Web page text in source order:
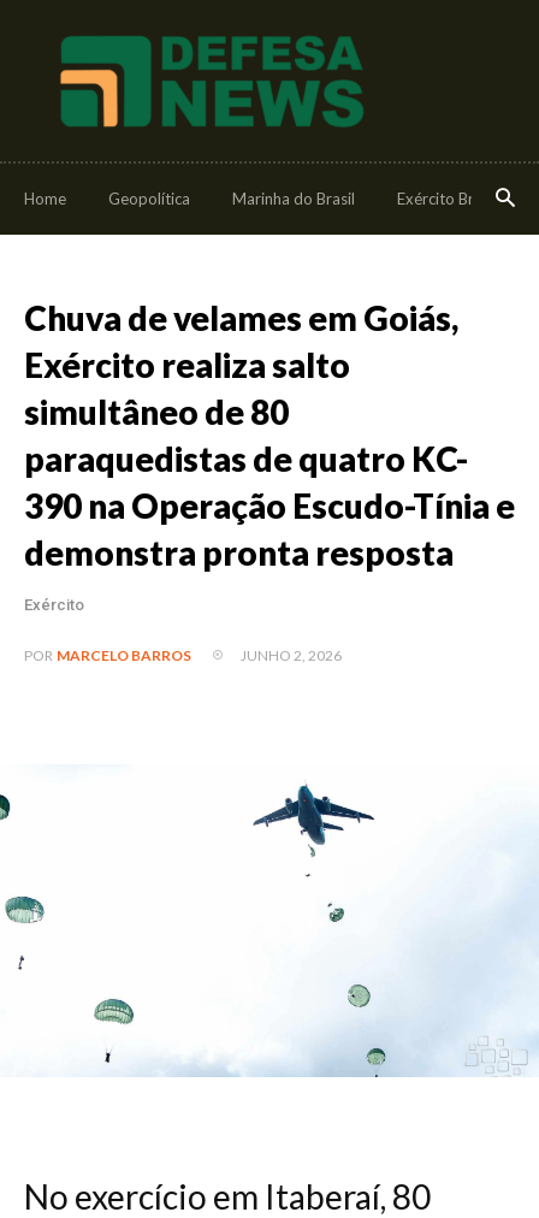
Home Geopolítica Marinha do Brasil Exército Brasileiro
Chuva de velames em Goiás,
Exército realiza salto
simultâneo de 80
paraquedistas de quatro KC-
390 na Operação Escudo-Tínia e
demonstra pronta resposta
Exército
POR MARCELO BARROS JUNHO 2, 2026
No exercício em Itaberaí, 80